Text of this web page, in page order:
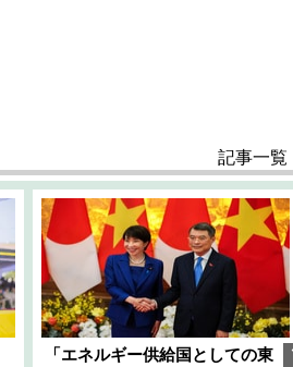
記事一覧
「エネルギー供給国としての東